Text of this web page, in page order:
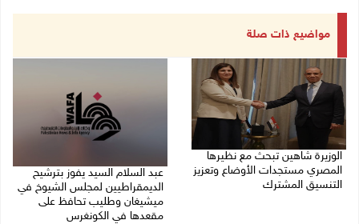
مواضيع ذات صلة
الوزيرة شاهين تبحث مع نظيرها
المصري مستجدات الأوضاع وتعزيز
التنسيق المشترك
عبد السلام السيد يفوز بترشيح
الديمقراطيين لمجلس الشيوخ في
ميشيغان وطليب تحافظ على
مقعدها في الكونغرس